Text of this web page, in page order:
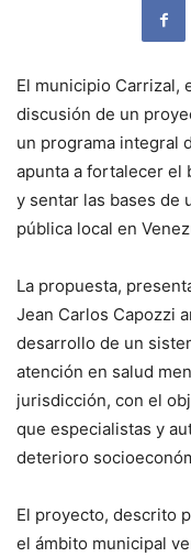
El municipio Carrizal,
discusión de un
un programa integral
apunta a fortalecer el
y sentar las bases de
pública local en
La propuesta,
Jean Carlos Capozzi
desarrollo de un
atención en salud
jurisdicción, con el
que especialistas y
deterioro
El proyecto, descrito
el ámbito municipal